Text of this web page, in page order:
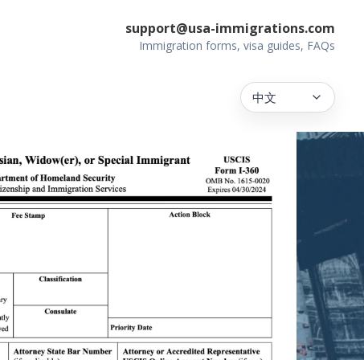
support@usa-immigrations.com
Immigration forms, visa guides, FAQs
中文